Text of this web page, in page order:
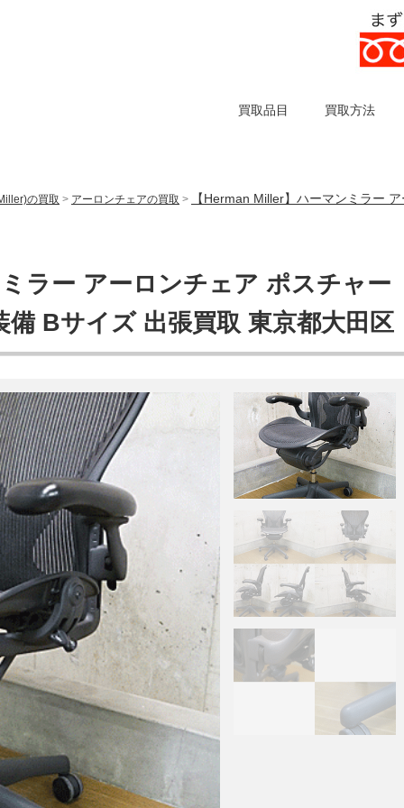
買取品目 買取方法
の買取 > アーロンチェアの買取 > 【Herman Miller】ハーマンミラー
ラー アーロンチェア ポスチャー
Bサイズ 出張買取 東京都大田区